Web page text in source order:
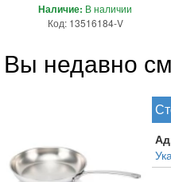
Наличие: В наличии
Код: 13516184-V
Вы недавно